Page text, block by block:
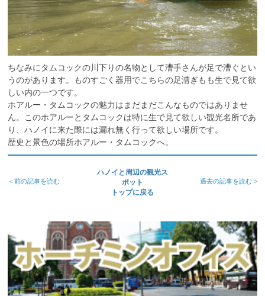
ちなみにタムコックの川下りの名物として漕手さんが足で漕ぐとい
うのがあります。ものすごく器用でこちらの足漕ぎもも生で見て欲
しい内の一つです。
ホアルー・タムコックの魅力はまだまだこんなものではありませ
ん。このホアルーとタムコックは特に生で見て欲しい観光名所であ
り、ハノイに来た際には漏れ無く行って欲しい場所です。
歴史と景色の場所ホアルー・タムコックへ。
＜前の記事を読む
ハノイと周辺の観光ス
ポット
トップに戻る
過去の記事を読む >